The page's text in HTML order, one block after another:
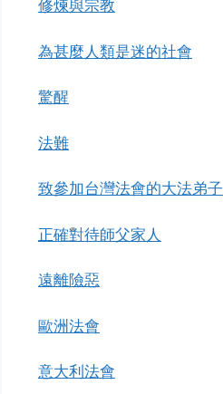
修煉與宗教
為甚麼人類是迷的社會
驚醒
法難
致參加台灣法會的大法弟子
正確對待師父家人
遠離險惡
歐洲法會
意大利法會